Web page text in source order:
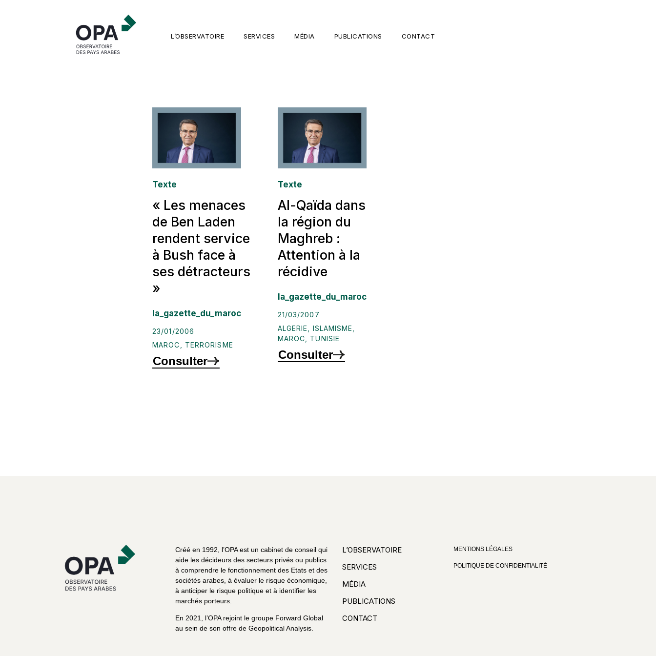
L’OBSERVATOIRE SERVICES MÉDIA PUBLICATIONS CONTACT
Texte
« Les menaces
de Ben Laden
rendent service
à Bush face à
ses détracteurs
»
la_gazette_du_maroc
23/01/2006
MAROC
TERRORISME
Consulter
Texte
Al-Qaïda dans
la région du
Maghreb :
Attention à la
récidive
la_gazette_du_maroc
21/03/2007
ALGERIE
ISLAMISME
MAROC
TUNISIE
Consulter
Créé en 1992, l’OPA est un cabinet de conseil qui
aide les décideurs des secteurs privés ou publics
à comprendre le fonctionnement des Etats et des
sociétés arabes, à évaluer le risque économique,
à anticiper le risque politique et à identifier les
marchés porteurs.
En 2021, l’OPA rejoint le groupe Forward Global
au sein de son offre de Geopolitical Analysis.
L’OBSERVATOIRE
SERVICES
MÉDIA
PUBLICATIONS
CONTACT
MENTIONS LÉGALES
POLITIQUE DE CONFIDENTIALITÉ